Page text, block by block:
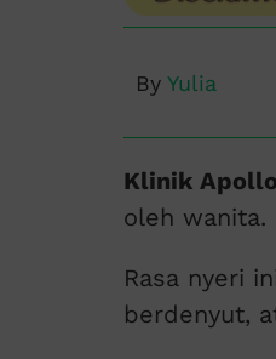
By Yulia
Klinik Apollo
oleh wanita.
Rasa nyeri
berdenyut,